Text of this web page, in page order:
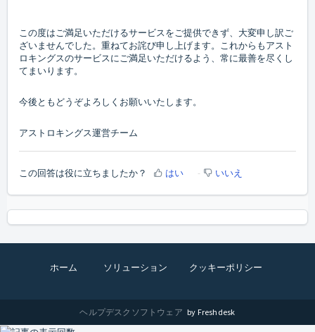
この度はご満足いただけるサービスをご提供できず、大変申し訳ご
ざいませんでした。重ねてお詫び申し上げます。これからもアスト
ロキングスのサービスにご満足いただけるよう、常に最善を尽くし
てまいります。
今後ともどうぞよろしくお願いいたします。
アストロキングス運営チーム
この回答は役に立ちましたか？ はい いいえ
ホーム ソリューション クッキーポリシー
ヘルプデスクソフトウェア by Freshdesk